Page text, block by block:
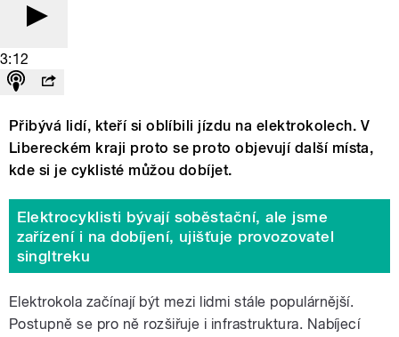
3:12
Přibývá lidí, kteří si oblíbili jízdu na elektrokolech. V
Libereckém kraji proto se proto objevují další místa,
kde si je cyklisté můžou dobíjet.
Elektrocyklisti bývají soběstační, ale jsme
zařízení i na dobíjení, ujišťuje provozovatel
singltreku
Elektrokola začínají být mezi lidmi stále populárnější.
Postupně se pro ně rozšiřuje i infrastruktura. Nabíjecí